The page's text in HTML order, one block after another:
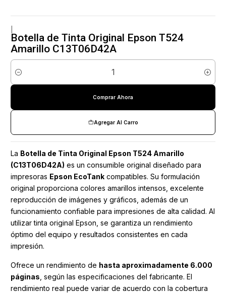
Botella de Tinta Original Epson T524
Amarillo C13T06D42A
Cantidad
Agregar Al Carro
Comprar Ahora
La Botella de Tinta Original Epson T524 Amarillo
(C13T06D42A) es un consumible original diseñado para
impresoras Epson EcoTank compatibles. Su formulación
original proporciona colores amarillos intensos, excelente
reproducción de imágenes y gráficos, además de un
funcionamiento confiable para impresiones de alta calidad. Al
utilizar tinta original Epson, se garantiza un rendimiento
óptimo del equipo y resultados consistentes en cada
impresión.
Ofrece un rendimiento de hasta aproximadamente 6.000
páginas , según las especificaciones del fabricante. El
rendimiento real puede variar de acuerdo con la cobertura